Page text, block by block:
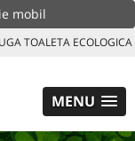
mobil
TOALETA ECOLOGICA
MENU